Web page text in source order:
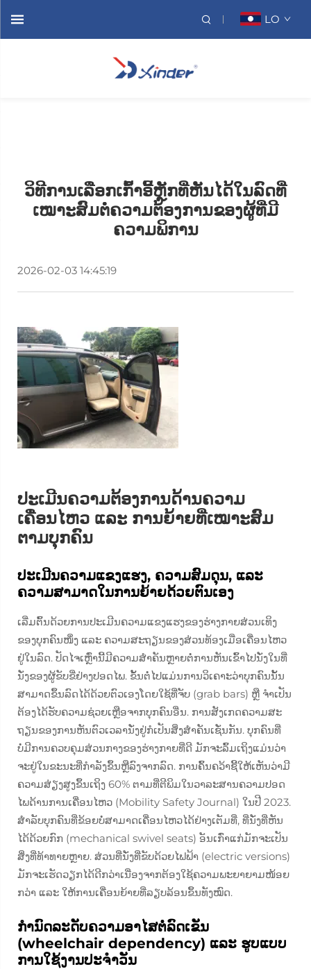
LO
ວິທີການເລືອກເກົ້າອີ້ຫຼັກທີ່ຫັນໄດ້ໃນລົດທີ່
ເໝາະສົມຕໍ່ຄວາມຕ້ອງການຂອງຜູ້ທີ່ມີ
ຄວາມພິການ
2026-02-03 14:45:19
ປະເມີນຄວາມຕ້ອງການດ້ານຄວາມ
ເຄື່ອນໄຫວ ແລະ ການຍ້າຍທີ່ເໝາະສົມ
ຕາມບຸກຄົນ
ປະເມີນຄວາມແຂງແຮງ, ຄວາມສົມດຸນ, ແລະ
ຄວາມສາມາດໃນການຍ້າຍດ້ວຍຕົນເອງ
ເລີ່ມຕົ້ນດ້ວຍການປະເມີນຄວາມແຂງແຮງຂອງຮ່າງກາຍສ່ວນເທິງ
ຂອງບຸກຄົນໜຶ່ງ ແລະ ຄວາມສະຖຽນຂອງສ່ວນທ້ອງເມື່ອເຄື່ອນໄຫວ
ຢູ່ໃນລົດ. ປັດໄຈເຫຼົ່ານີ້ມີຄວາມສຳຄັນຫຼາຍຕໍ່ການຫັນເຂົ້າໄປນັ່ງໃນທີ່
ນັ່ງຂອງຜູ້ຂັບຂີ່ຢ່າງປອດໄພ. ຂັ້ນຕໍ່ໄປແມ່ນການວິເຄາະວ່າບຸກຄົນນັ້ນ
ສາມາດຂຶ້ນລົດໄດ້ດ້ວຍຕົວເອງໂດຍໃຊ້ທີ່ຈັບ (grab bars) ຫຼື ຈຳເປັນ
ຕ້ອງໄດ້ຮັບຄວາມຊ່ວຍເຫຼືອຈາກບຸກຄົນອື່ນ. ການສັງເກດຄວາມສະ
ຖຽນຂອງການຫັນຕົວເວລານັ່ງຢູ່ກໍເປັນສິ່ງສຳຄັນເຊັ່ນກັນ. ບຸກຄົນທີ່
ບໍ່ມີການຄວບຄຸມສ່ວນກາງຂອງຮ່າງກາຍທີ່ດີ ມັກຈະລົ້ມເຖິງແມ່ນວ່າ
ຈະຢູ່ໃນຂະນະທີ່ກຳລັງຂຶ້ນຫຼືລົງຈາກລົດ. ການຄົ້ນຄວ້າຊີ້ໃຫ້ເຫັນວ່າມີ
ຄວາມສ່ຽງສູງຂຶ້ນເຖິງ 60% ຕາມທີ່ຕີພິມໃນວາລະສານຄວາມປອດ
ໄພດ້ານການເຄື່ອນໄຫວ (Mobility Safety Journal) ໃນປີ 2023.
ສຳລັບບຸກຄົນທີ່ຂ້ອຍບໍ່ສາມາດເຄື່ອນໄຫວໄດ້ຢ່າງເຕັມທີ່, ທີ່ນັ່ງທີ່ຫັນ
ໄດ້ດ້ວຍກົກ (mechanical swivel seats) ອັນເກົ່າແກ່ມັກຈະເປັນ
ສິ່ງທີ່ທ້າທາຍຫຼາຍ. ສ່ວນທີ່ນັ່ງທີ່ຂັບດ້ວຍໄຟຟ້າ (electric versions)
ມັກຈະເຮັດວຽກໄດ້ດີກວ່າເນື່ອງຈາກຕ້ອງໃຊ້ຄວາມພະຍາຍາມໜ້ອຍ
ກວ່າ ແລະ ໃຫ້ການເຄື່ອນຍ້າຍທີ່ລຽບລ້ອນຂຶ້ນທັງໝົດ.
ກຳນົດລະດັບຄວາມອາໄສຕໍ່ລົດເຂັນ
(wheelchair dependency) ແລະ ຮູບແບບ
ການໃຊ້ງານປະຈຳວັນ